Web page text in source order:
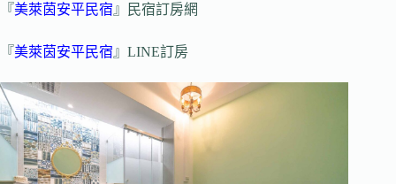
『美萊茵安平民宿 』民宿訂房網
『美萊茵安平民宿 』LINE訂房